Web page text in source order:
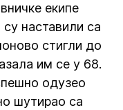
екипе
наставили са
стигли до
им се у 68.
одузео
шутирао са